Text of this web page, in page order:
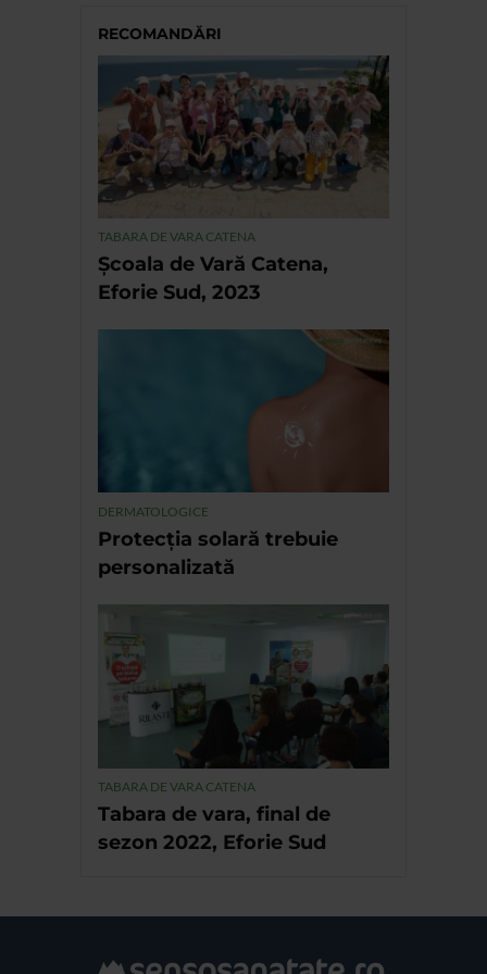
RECOMANDĂRI
TABARA DE VARA CATENA
Școala de Vară Catena,
Eforie Sud, 2023
DERMATOLOGICE
Protecția solară trebuie
personalizată
TABARA DE VARA CATENA
Tabara de vara, final de
sezon 2022, Eforie Sud